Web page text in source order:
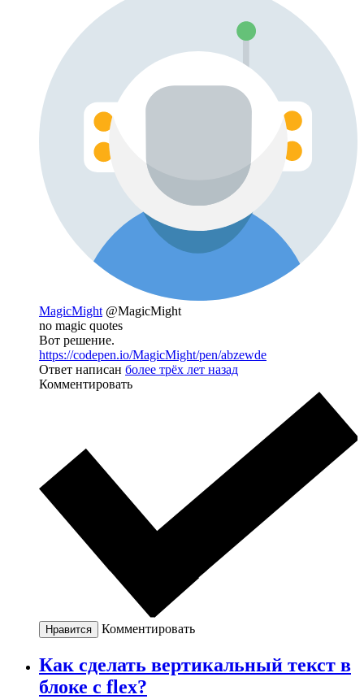
MagicMight @MagicMight
no magic quotes
Вот решение.
https://codepen.io/MagicMight/pen/abzewde
Ответ написан более трёх лет назад
Комментировать
Нравится Комментировать
Как сделать вертикальный текст в
блоке с flex?